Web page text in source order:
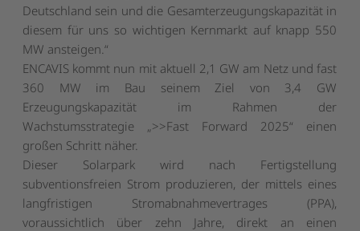
Deutschland sein und die Gesamterzeugungskapazität in
diesem für uns so wichtigen Kernmarkt auf knapp 550
MW ansteigen.“
ENCAVIS kommt nun mit aktuell 2,1 GW am Netz und fast
360 MW im Bau seinem Ziel von 3,4 GW
Erzeugungskapazität im Rahmen der
Wachstumsstrategie „>>Fast Forward 2025“ einen
großen Schritt näher.
Dieser Solarpark wird nach Fertigstellung
subventionsfreien Strom produzieren, der mittels eines
langfristigen Stromabnahmevertrages (PPA),
voraussichtlich über zehn Jahre, direkt an einen